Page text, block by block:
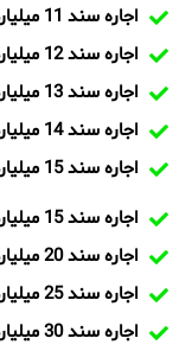
اجاره سند 11 میلیاردی در عباس‌آباد
اجاره سند 12 میلیاردی در عباس‌آباد
اجاره سند 13 میلیاردی در عباس‌آباد
اجاره سند 14 میلیاردی در عباس‌آباد
اجاره سند 15 میلیاردی در عباس‌آباد
اجاره سند 15 میلیاردی در عباس‌آباد
اجاره سند 20 میلیاردی در عباس‌آباد
اجاره سند 25 میلیاردی در عباس‌آباد
اجاره سند 30 میلیاردی در عباس‌آباد